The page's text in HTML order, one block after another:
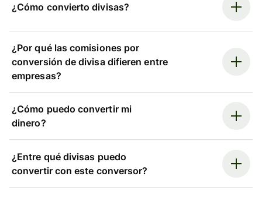
¿Cómo convierto divisas?
¿Por qué las comisiones por
conversión de divisa difieren entre
empresas?
¿Cómo puedo convertir mi
dinero?
¿Entre qué divisas puedo
convertir con este conversor?